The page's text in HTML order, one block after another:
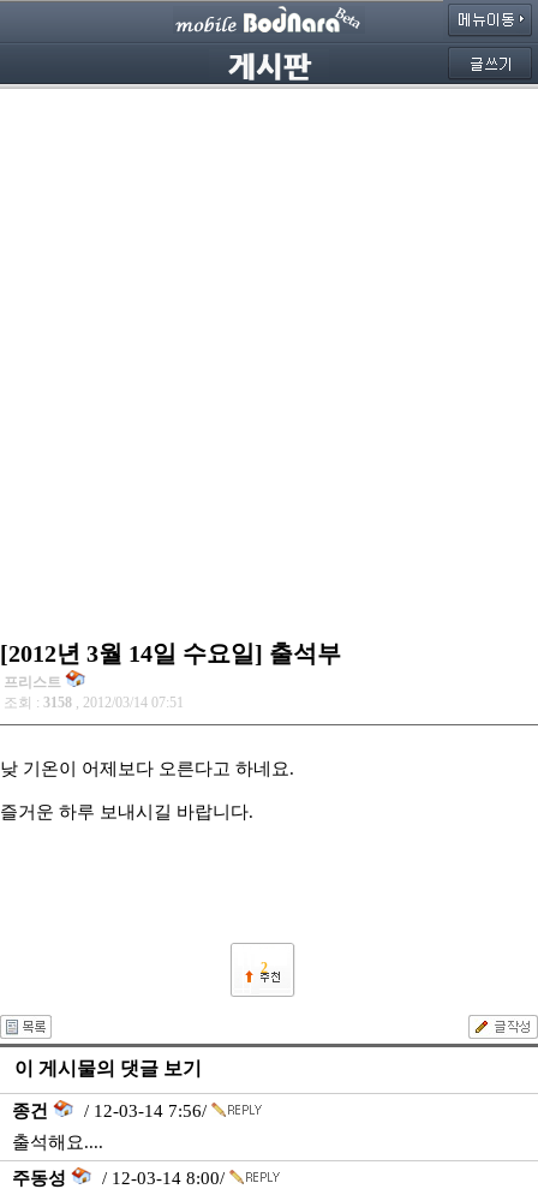
[2012년 3월 14일 수요일] 출석부
프리스트
조회 : 3158 , 2012/03/14 07:51
낮 기온이 어제보다 오른다고 하네요.
즐거운 하루 보내시길 바랍니다.
2
이 게시물의 댓글 보기
종건
/ 12-03-14 7:56/
출석해요....
주동성
/ 12-03-14 8:00/